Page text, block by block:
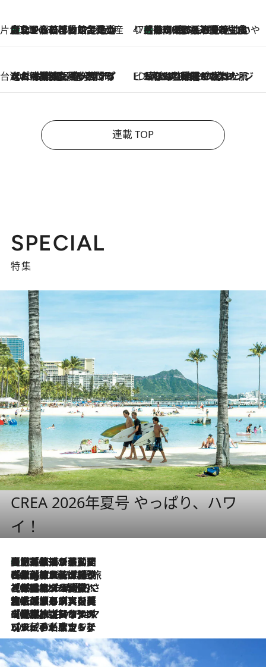
片倉真理のときめく台湾土産
2026.8.5
台北からちょっと足を延ばして嘉義へ！ マジョリカタイルの博物館で見つけたレトロ可愛い台湾土産 47都道府県の手みやげ ひんやりスイーツで夏を満喫
2026.8.5
【静岡県】この夏絶対食べたい 冷やしておいしいおやつ3選 お茶香る生食感のふるふるゼリー
台湾ぶらぶら食べ歩き
2026.8.4
【台湾夏旅】買い物するなら“台湾の原宿”西門町へ！ お土産も自分用アイテムも揃うショッピングスポット8選 ビューティいいもの集め EDITORS' BEST
2026.8.3
“落とす”時間が“癒やし”に。THREEのクレンジングは、酷暑で疲れた肌も心も整えてくれる！
連載 TOP
SPECIAL
特集
CREA 2026年夏号 やっぱり、ハワ
イ！
2026.8.5
【厳選旅コスメ】国内をあちこち移動する河井菜摘が選んだ夏旅ベストコスメ発表！「リラックスアイテムはマスト」【Mサイズジップ】
2026.8.4
【厳選旅コスメ】「紫外線＆乾燥対策しながらメイク感も！」ヘア＆メイクGeorgeが選んだ夏旅ベストコスメを発表！【Mサイズジップ】
2026.8.3
【厳選旅コスメ】「保湿もタイパ重視！」“サウナ好き”タレント清水みさとが愛用する夏旅ベストコスメを発表！【Mサイズジップ】
2026.8.2
【厳選旅コスメ】美容家・瀬戸麻実の夏旅ベストコスメを発表！「ストレスなく使えるクレンジング＆洗顔は必須」【Mサイズジップ】
2026.8.1
【厳選旅コスメ】「UV＆美白ケアはマスト！」フリーアナウンサー宇賀なつみの夏旅ベストコスメを発表！【Mサイズジップ】
2026.7.23
【リピート確定！】ハワイの名店ランチプレートとサンドイッチ、手が止まらない人気ドーナツ